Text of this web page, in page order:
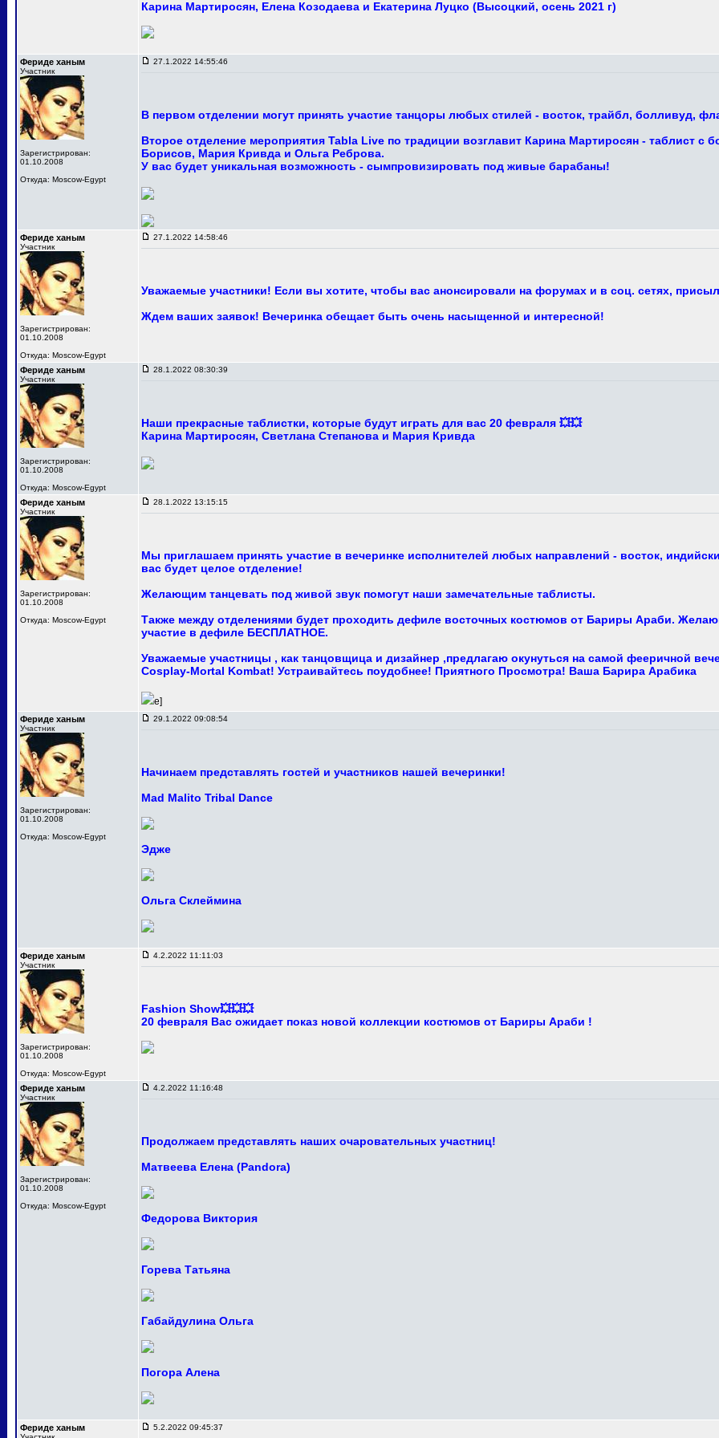
Карина Мартиросян, Елена Козодаева и Екатерина Луцко (Высоцкий, осень 2021 г)
Фериде ханым
Участник
Зарегистрирован:
01.10.2008
Откуда: Moscow-Egypt
27.1.2022 14:55:46
В первом отделении могут принять участие танцоры любых стилей - восток, трайбл, болливуд,
Второе отделение мероприятия Tabla Live по традиции возглавит Карина Мартиросян - таблист
Борисов, Мария Кривда и Ольга Реброва.
У вас будет уникальная возможность - сымпровизировать под живые барабаны!
Фериде ханым
Участник
Зарегистрирован:
01.10.2008
Откуда: Moscow-Egypt
27.1.2022 14:58:46
Уважаемые участники! Если вы хотите, чтобы вас анонсировали на форумах и в соц. сетях,
Ждем ваших заявок! Вечеринка обещает быть очень насыщенной и интересной!
Фериде ханым
Участник
Зарегистрирован:
01.10.2008
Откуда: Moscow-Egypt
28.1.2022 08:30:39
Наши прекрасные таблистки, которые будут играть для вас 20 февраля 💥💥
Карина Мартиросян, Светлана Степанова и Мария Кривда
Фериде ханым
Участник
Зарегистрирован:
01.10.2008
Откуда: Moscow-Egypt
28.1.2022 13:15:15
Мы приглашаем принять участие в вечеринке исполнителей любых направлений - восток,
вас будет целое отделение!
Желающим танцевать под живой звук помогут наши замечательные таблисты.
Также между отделениями будет проходить дефиле восточных костюмов от Бариры Араби.
участие в дефиле БЕСПЛАТНОЕ.
Уважаемые участницы , как танцовщица и дизайнер ,предлагаю окунуться на самой фееричной
Cosplay-Mortal Kombat! Устраивайтесь поудобнее! Приятного Просмотра! Ваша Барира Арабика
e]
Фериде ханым
Участник
Зарегистрирован:
01.10.2008
Откуда: Moscow-Egypt
29.1.2022 09:08:54
Начинаем представлять гостей и участников нашей вечеринки!
Mad Malito Tribal Dance
Эдже
Ольга Склеймина
Фериде ханым
Участник
Зарегистрирован:
01.10.2008
Откуда: Moscow-Egypt
4.2.2022 11:11:03
Fashion Show💥💥💥
20 февраля Вас ожидает показ новой коллекции костюмов от Бариры Араби !
Фериде ханым
Участник
Зарегистрирован:
01.10.2008
Откуда: Moscow-Egypt
4.2.2022 11:16:48
Продолжаем представлять наших очаровательных участниц!
Матвеева Елена (Pandora)
Федорова Виктория
Горева Татьяна
Габайдулина Ольга
Погора Алена
Фериде ханым 5.2.2022 09:45:37